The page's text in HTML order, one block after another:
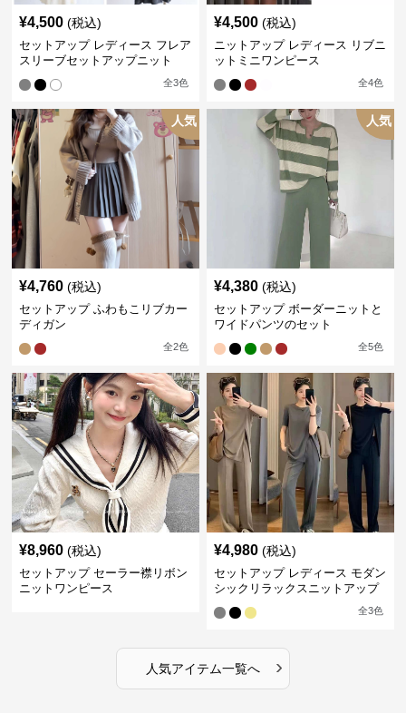
¥4,500 (税込)
セットアップ レディース フレア
スリーブセットアップニット
全3色
¥4,500 (税込)
ニットアップ レディース リブニ
ットミニワンピース
全4色
人気
¥4,760 (税込)
セットアップ ふわもこリブカー
ディガン
全2色
人気
¥4,380 (税込)
セットアップ ボーダーニットと
ワイドパンツのセット
全5色
¥8,960 (税込)
セットアップ セーラー襟リボン
ニットワンピース
¥4,980 (税込)
セットアップ レディース モダン
シックリラックスニットアップ
全3色
人気アイテム一覧へ ›